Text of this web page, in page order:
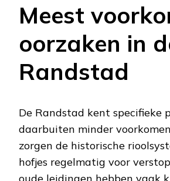
Meest
oorzaken in
Randstad
De Randstad kent specifieke
daarbuiten minder
zorgen de historische
hofjes regelmatig voor